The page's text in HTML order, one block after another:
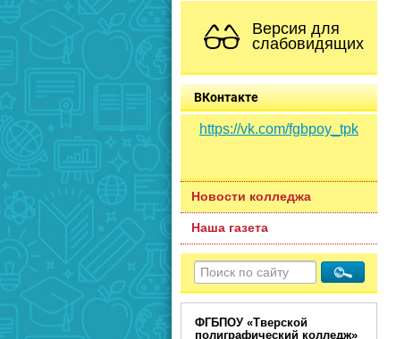
Версия для
слабовидящих
ВКонтакте
https://vk.com/fgbpoy_tpk
Новости колледжа
Наша газета
ФГБПОУ «Тверской
полиграфический колледж»